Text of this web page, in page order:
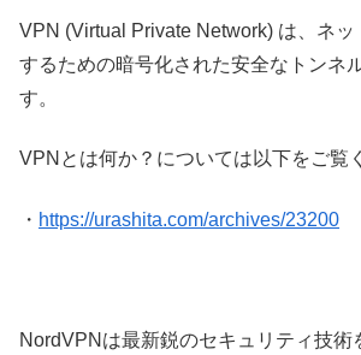
VPN (Virtual Private Network) は、ネ
するための暗号化された安全なトンネ
す。
VPNとは何か？については以下をご覧
・ https://urashita.com/archives/23200
NordVPNは最新鋭のセキュリティ技術